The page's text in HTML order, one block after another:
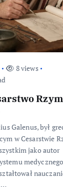
8 views
Galenus, był
w Cesarstwie
jako autor